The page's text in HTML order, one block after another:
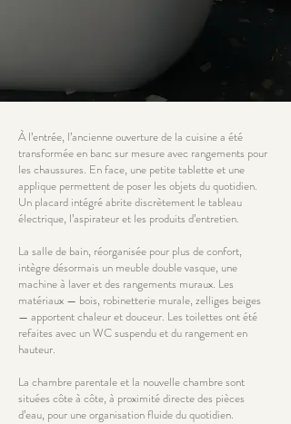
À l’entrée, l’ancienne ouverture de la cuisine a été
transformée en banc sur mesure avec rangements pour
les chaussures. En face, une petite tablette et une
applique permettent de poser les objets du quotidien.
Un placard intégré abrite discrètement le tableau
électrique, l’aspirateur et les produits d’entretien.
La salle de bain, réorganisée pour plus de confort,
intègre désormais un meuble double vasque, une
machine à laver et des rangements muraux. Les
matériaux — bois, robinetterie murale, zelliges beiges
— apportent chaleur et douceur. Les toilettes ont été
refaites avec un WC suspendu et du rangement en
hauteur.
La chambre parentale et la nouvelle chambre sont
situées côte à côte, à proximité directe des pièces
d’eau, pour une organisation fluide du quotidien.